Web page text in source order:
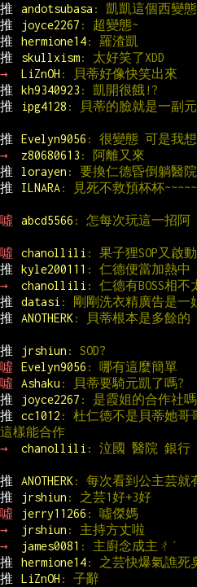
推
andotsubasa : 凱凱這個西變
推
joyce2267 : 超變態~
推
hermione14: 羅渣凱
推
skullxism: 太好笑了XDD
→
LiZnOH : 貝蒂好像快笑出來
推
kh9340923 : 凱開很餓!?
推
ipg4128 : 貝蒂的臉就是一副元
推 Evelyn9056 : 很變態 可是我想
→
z80680613 : 阿離又來
推
lorayen : 要換仁德昏倒躺醫
推
ILNARA: 見死不救預杯杯
噓 abcd5566 : 怎每次玩這一招阿
噓 chanollili : 果子狸SOP又啟
推
kyle200111 : 仁德便當加熱中
→
chanollili : 仁德有BOSS相不
推
datasi : 剛剛洗衣精廣告是一
推
ANOTHERK: 貝蒂根本是多餘的
推 jrshiun : SOD?
噓
Evelyn9056 : 哪有這麼簡單
噓
Ashaku : 貝蒂要騎元凱了嗎?
推
joyce2267 : 是霞姐的合作社嗎
推
cc1012 : 杜仁德不是貝蒂她
這樣能合作
→
chanollili : 泣國 醫院 銀行
推 ANOTHERK: 每次看到公主芸就
推
jrshiun : 之芸1好+3好
噓
jerry11266 : 噓傑媽
→
jrshiun : 主持方丈啦
→
james0081 : 主廚念成主ㄔˊ
推
hermione14: 之芸快爆氣譙死
推
LiZnOH : 子辭